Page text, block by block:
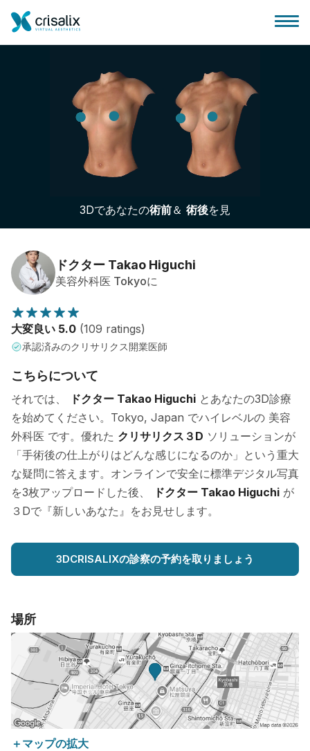
外科医ホーム
3Dビジネスプラットフォーム
サブスクリプションプラン
患者様のレビュー
3Dであなたの術前＆ 術後を見
ドクター Takao Higuchi
美容外科医 Tokyoに
大変良い 5.0 (109 ratings)
承認済みのクリサリクス開業医師
こちらについて
それでは、 ドクター Takao Higuchi とあなたの3D診療
を始めてください。Tokyo, Japan でハイレベルの 美容
外科医 です。優れた クリサリクス３D ソリューションが
「手術後の仕上がりはどんな感じになるのか」という重大
な疑問に答えます。オンラインで安全に標準デジタル写真
を3枚アップロードした後、
ドクター Takao Higuchi が
３Dで『新しいあなた』をお見せします。
3DCRISALIXの診察の予約を取りましょう
場所
＋マップの拡大